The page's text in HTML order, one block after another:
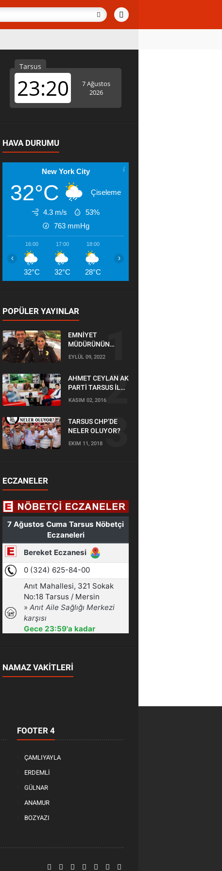
HAVA DURUMU
New York City
32°C Çiseleme
4.3 m/s
53%
763 mmHg
16:00
32°C
17:00
32°C
18:00
28°C
‹ ›
POPÜLER YAYINLAR
EMNİYET
MÜDÜRÜNÜN
OĞLU KAZADA
EYLÜL 09, 2022
AHMET CEYLAN AK
PARTİ TARSUS İLÇE
BAŞKANLIĞI İÇİN
KASIM 02, 2016
TARSUS CHP’DE
NELER OLUYOR?
EKIM 11, 2018
ECZANELER
NAMAZ VAKİTLERİ
FOOTER 4
ÇAMLIYAYLA
ERDEMLİ
GÜLNAR
ANAMUR
BOZYAZI